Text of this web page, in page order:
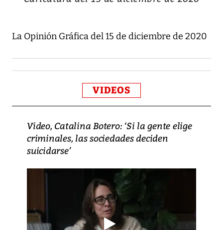
La Opinión Gráfica del 15 de diciembre de 2020
VIDEOS
Video, Catalina Botero: ‘Si la gente elige
criminales, las sociedades deciden
suicidarse’